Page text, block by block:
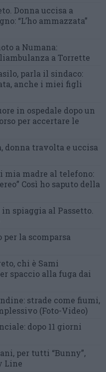
Donna uccisa a
“L’ho ammazzata”
a Numana:
a Torrette
parla il sindaco:
anche i miei figli
in ospedale dopo un
per accertare le
donna travolta e uccisa
mia madre al telefono:
Così ho saputo della
spiaggia al Passetto.
per la scomparsa
chi è Sami
spaccio alla fuga dai
strade come fiumi,
(Foto-Video)
dopo 11 giorni
per tutti “Bunny”,
Line